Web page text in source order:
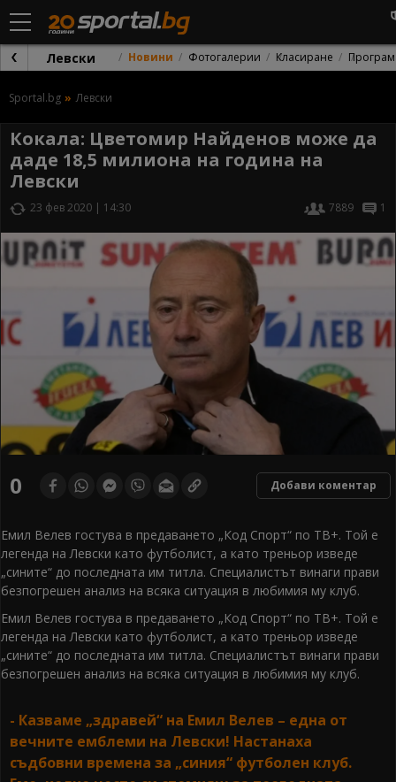
Левски Новини Фотогалерии Класиране
Sportal.bg Левски
Кокала: Цветомир Найденов може да
даде 18,5 милиона на година на
Левски
23 фев 2020 | 14:30 7889 1
0 Добави коментар
Емил Велев гостува в предаването „Код Спорт“ по ТВ+. Той е
легенда на Левски като футболист, а като треньор изведе
„сините“ до последната им титла. Специалистът винаги прави
безпогрешен анализ на всяка ситуация в любимия му клуб.
Емил Велев гостува в предаването „Код Спорт“ по ТВ+. Той е
легенда на Левски като футболист, а като треньор изведе
„сините“ до последната им титла. Специалистът винаги прави
безпогрешен анализ на всяка ситуация в любимия му клуб.
- Казваме „здравей“ на Емил Велев – една от
вечните емблеми на Левски! Настанаха
съдбовни времена за „синия“ футболен клуб.